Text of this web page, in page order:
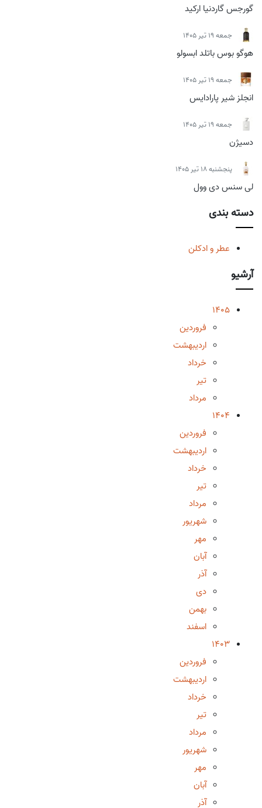
گورجس گاردنیا ارکید
جمعه 19 تیر 1405
هوگو بوس باتلد ابسولو
جمعه 19 تیر 1405
انجلز شیر پارادایس
جمعه 19 تیر 1405
دسیژن
پنجشنبه 18 تیر 1405
لی سنس دی وول
دسته بندی
عطر و ادکلن
آرشیو
1405
فروردین
اردیبهشت
خرداد
تیر
مرداد
1404
فروردین
اردیبهشت
خرداد
تیر
مرداد
شهریور
مهر
آبان
آذر
دی
بهمن
اسفند
1403
فروردین
اردیبهشت
خرداد
تیر
مرداد
شهریور
مهر
آبان
آذر